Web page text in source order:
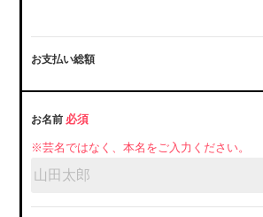
お支払い総額
お名前 必須
※芸名ではなく、本名をご入力ください。